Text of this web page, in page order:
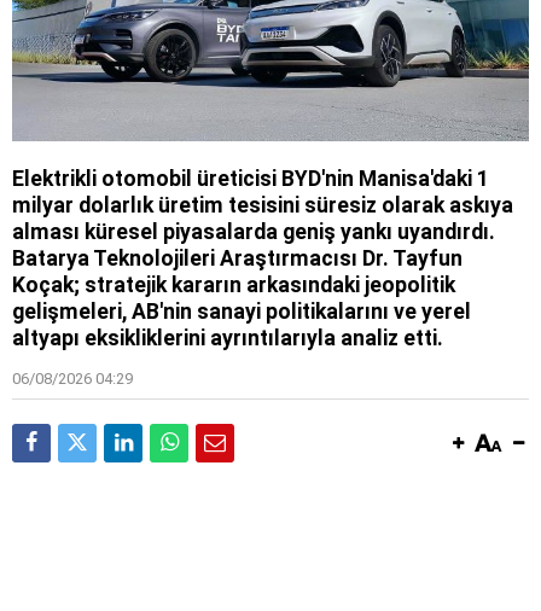
Elektrikli otomobil üreticisi BYD'nin Manisa'daki 1
milyar dolarlık üretim tesisini süresiz olarak askıya
alması küresel piyasalarda geniş yankı uyandırdı.
Batarya Teknolojileri Araştırmacısı Dr. Tayfun
Koçak; stratejik kararın arkasındaki jeopolitik
gelişmeleri, AB'nin sanayi politikalarını ve yerel
altyapı eksikliklerini ayrıntılarıyla analiz etti.
06/08/2026 04:29